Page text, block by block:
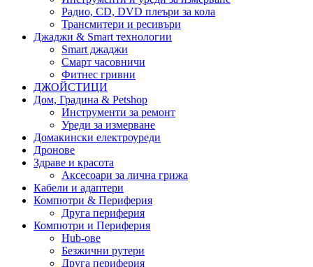
Радио, CD, DVD плеъри за кола
Трансмитери и ресивъри
Джаджи & Smart технологии
Smart джаджи
Смарт часовничи
Фитнес гривни
ДЖОЙСТИЦИ
Дом, Градина & Petshop
Инструменти за ремонт
Уреди за измерване
Домакински електроуреди
Дронове
Здраве и красота
Аксесоари за лична грижа
Кабели и адаптери
Компютри & Периферия
Друга периферия
Компютри и Периферия
Hub-ове
Безжични рутери
Друга периферия